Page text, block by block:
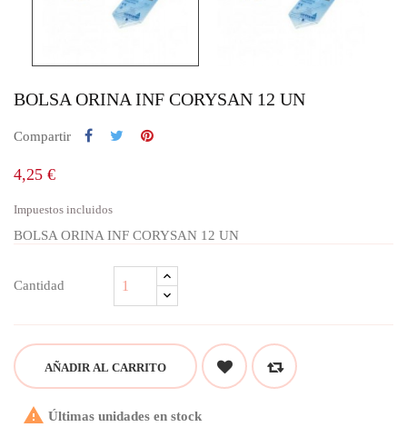
BOLSA ORINA INF CORYSAN 12 UN
Compartir
4,25 €
Impuestos incluidos
BOLSA ORINA INF CORYSAN 12 UN
Cantidad
AÑADIR AL CARRITO
 Últimas unidades en stock